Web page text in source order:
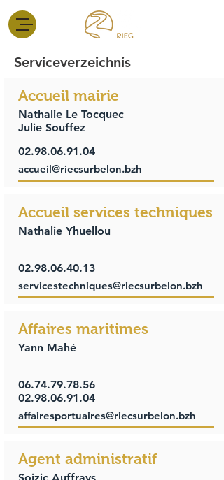
Serviceverzeichnis
Accueil mairie
Nathalie Le Tocquec
Julie Souffez
02.98.06.91.04
accueil@riecsurbelon.bzh
Accueil services techniques
Nathalie Yhuellou
02.98.06.40.13
servicestechniques@riecsurbelon.bzh
Affaires maritimes
Yann Mahé
06.74.79.78.56
02.98.06.91.04
affairesportuaires@riecsurbelon.bzh
Agent administratif